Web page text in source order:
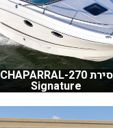
סירת CHAPARRAL-270
Signature